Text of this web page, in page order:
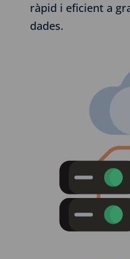
ràpid i eficient a
dades.